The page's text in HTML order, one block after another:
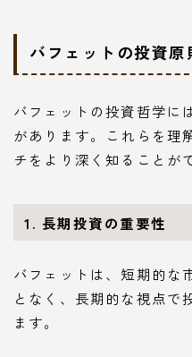
バフェットの投資原
バフェットの投資哲学に
があります。これらを理
チをより深く知ることが
1. 長期投資の重要性
バフェットは、短期的な
となく、長期的な視点で
ます。